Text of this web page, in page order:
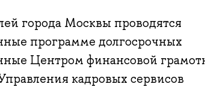
города Москвы проводятся
программе долгосрочных
Центром финансовой
кадровых сервисов